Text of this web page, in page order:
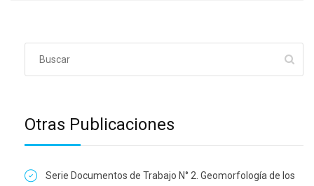
Otras Publicaciones
Serie Documentos de Trabajo N° 2. Geomorfología de los